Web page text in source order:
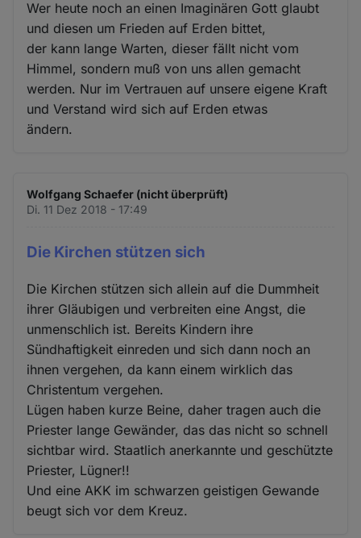
Wer heute noch an einen Imaginären Gott glaubt
und diesen um Frieden auf Erden bittet,
der kann lange Warten, dieser fällt nicht vom
Himmel, sondern muß von uns allen gemacht
werden. Nur im Vertrauen auf unsere eigene Kraft
und Verstand wird sich auf Erden etwas
ändern.
Wolfgang Schaefer (nicht überprüft)
Di. 11 Dez 2018 - 17:49
Die Kirchen stützen sich
Die Kirchen stützen sich allein auf die Dummheit
ihrer Gläubigen und verbreiten eine Angst, die
unmenschlich ist. Bereits Kindern ihre
Sündhaftigkeit einreden und sich dann noch an
ihnen vergehen, da kann einem wirklich das
Christentum vergehen.
Lügen haben kurze Beine, daher tragen auch die
Priester lange Gewänder, das das nicht so schnell
sichtbar wird. Staatlich anerkannte und geschützte
Priester, Lügner!!
Und eine AKK im schwarzen geistigen Gewande
beugt sich vor dem Kreuz.